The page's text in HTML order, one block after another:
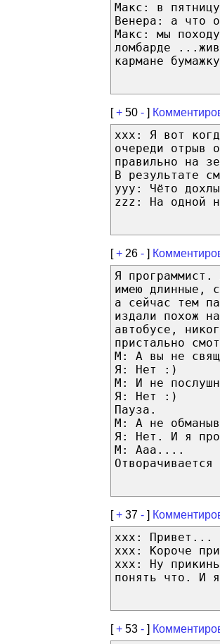
Макс: в
Венера: а что
Макс: мы
ломбарде
кармане
[+ 50 - ]
xxx: Я вот
очереди отрыв
правильно на
В результате
ууу: Чёто
zzz: На одной
[+ 26 - ]
Я
имею длинные,
а сейчас тем
издали похож
автобусе,
пристально
М: А вы не
Я: Нет :)
М: И не
Я: Нет :)
Пауза.
М: А не
Я: Нет. И я
М: Ааа....
[+ 37 - ]
ххх: Привет...
ххх: Короче
ххх: Ну
понять что. И
[+ 53 - ]